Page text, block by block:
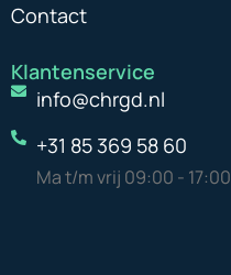
Contact
Klantenservice
info@chrgd.nl
‭+31 85 369 58 60‬
Ma t/m vrij 09:00 - 17:00